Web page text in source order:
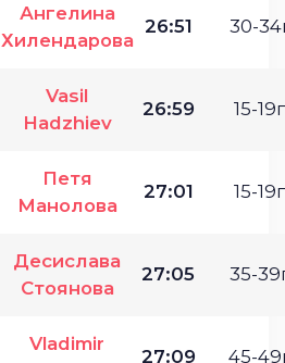
Ангелина
Хилендарова
26:51 30-
Vasil
Hadzhiev
26:59 15-
Петя
Манолова
27:01 15-
Десислава
Стоянова
27:05 35-
Vladimir
27:09 45-